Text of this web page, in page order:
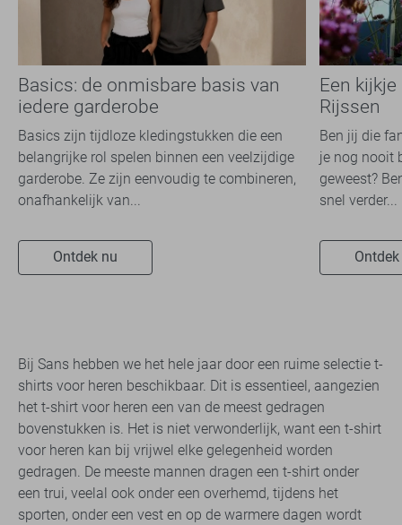
Basics: de onmisbare basis van
iedere garderobe
Basics zijn tijdloze kledingstukken die een
belangrijke rol spelen binnen een veelzijdige
garderobe. Ze zijn eenvoudig te combineren,
onafhankelijk van...
Ontdek nu
Een
Rijssen
Ben jij die
je nog nooit
geweest?
snel verder...
Bij Sans hebben we het hele jaar door een ruime selectie t-
shirts voor heren beschikbaar. Dit is essentieel, aangezien
het t-shirt voor heren een van de meest gedragen
bovenstukken is. Het is niet verwonderlijk, want een t-shirt
voor heren kan bij vrijwel elke gelegenheid worden
gedragen. De meeste mannen dragen een t-shirt onder
een trui, veelal ook onder een overhemd, tijdens het
sporten, onder een vest en op de warmere dagen wordt